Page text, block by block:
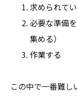
求められて
必要な準備
集める）
作業する
この中で一番難し